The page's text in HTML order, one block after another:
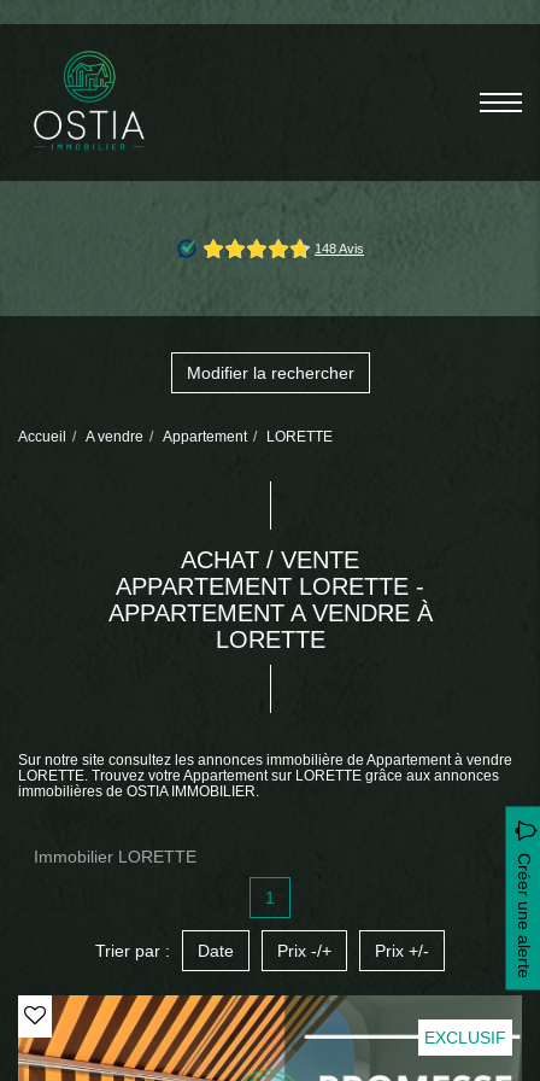
Modifier la rechercher
Accueil A vendre Appartement LORETTE
ACHAT / VENTE
APPARTEMENT LORETTE -
APPARTEMENT A VENDRE À
LORETTE
Sur notre site consultez les annonces immobilière de Appartement à vendre
LORETTE. Trouvez votre Appartement sur LORETTE grâce aux annonces
immobilières de OSTIA IMMOBILIER.
Immobilier LORETTE Créer une alerte
1
Trier par : Date Prix -/+ Prix +/-
EXCLUSIF